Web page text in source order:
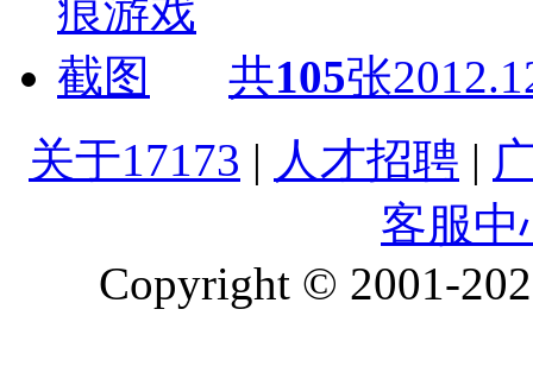
共105张
关于17173 | 人才招聘 |
客服中
Copyright © 2001-